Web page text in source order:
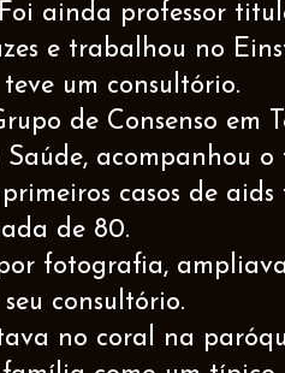
ainda professor
e trabalhou no
um consultório.
de Consenso em
acompanhou
primeiros casos de
de 80.
fotografia,
consultório.
no coral na